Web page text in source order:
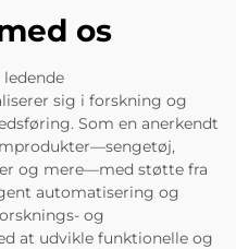
os
ledende
sig i forskning og
Som en anerkendt
og mere—med støtte fra
automatisering og
og
at udvikle funktionelle og